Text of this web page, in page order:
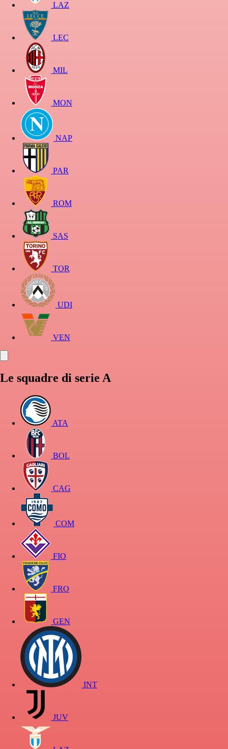
LAZ
LEC
MIL
MON
NAP
PAR
ROM
SAS
TOR
UDI
VEN
Le squadre di serie A
ATA
BOL
CAG
COM
FIO
FRO
GEN
INT
JUV